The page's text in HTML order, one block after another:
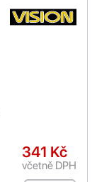
341 Kč
včetně DPH